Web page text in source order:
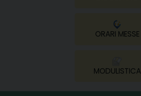
ORARI MESSE
MODULISTICA